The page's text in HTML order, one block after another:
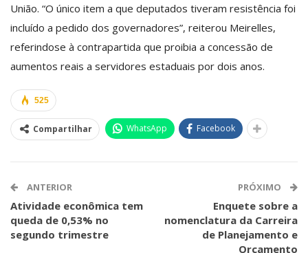
União. “O único item a que deputados tiveram resistência foi
incluído a pedido dos governadores”, reiterou Meirelles,
referindo­se à contrapartida que proibia a concessão de
aumentos reais a servidores estaduais por dois anos.
525
Compartilhar WhatsApp Facebook
ANTERIOR
Atividade econômica tem
queda de 0,53% no
segundo trimestre
PRÓXIMO
Enquete sobre a
nomenclatura da Carreira
de Planejamento e
Orçamento